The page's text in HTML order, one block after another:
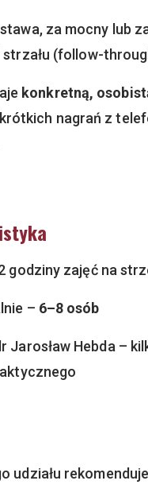
za mocny lub
strzału (follow-
konkretną,
nagrań z
godziny zajęć na
– 6–8 osób
Jarosław Hebda –
udziału